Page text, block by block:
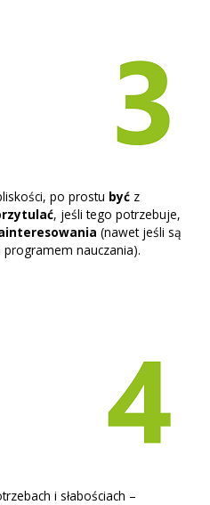
po prostu być z
, jeśli tego potrzebuje,
(nawet jeśli są
nauczania).
i słabościach –